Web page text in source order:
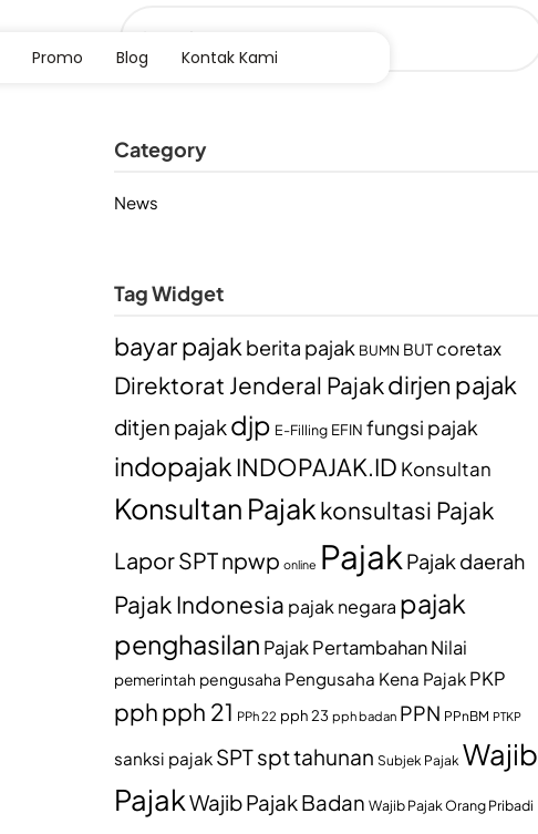
Promo Blog Kontak Kami
Category
News
Tag Widget
bayar pajak berita pajak BUMN BUT coretax
Direktorat Jenderal Pajakdirjen pajak
ditjen pajakdjp E-Filling EFIN fungsi pajak
indopajakINDOPAJAK.ID Konsultan
Konsultan Pajakkonsultasi Pajak
Lapor SPTnpwp online Pajak Pajak daerah
Pajak Indonesia pajak negara pajak
penghasilan Pajak Pertambahan Nilai
pemerintah pengusaha Pengusaha Kena Pajak PKP
pphpph 21 PPh 22 pph 23 pph badan PPN PPnBM PTKP
sanksi pajak SPTspt tahunan Subjek Pajak Wajib
PajakWajib Pajak Badan Wajib Pajak Orang Pribadi